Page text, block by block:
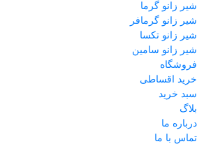
شیر زانو گرما
شیر زانو گرمافر
شیر زانو تکسا
شیر زانو سامین
فروشگاه
خرید اقساطی
سبد خرید
بلاگ
درباره ما
تماس با ما